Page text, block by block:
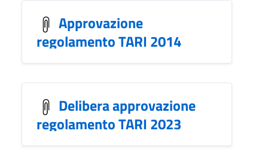
Approvazione
regolamento TARI 2014
Delibera approvazione
regolamento TARI 2023